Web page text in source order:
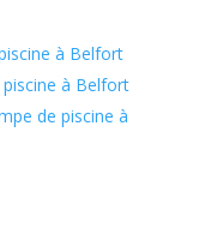
à Belfort
à Belfort
de piscine à